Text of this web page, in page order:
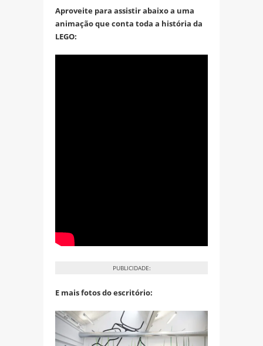
Aproveite para assistir abaixo a uma
animação que conta toda a história da
LEGO:
PUBLICIDADE:
E mais fotos do escritório: